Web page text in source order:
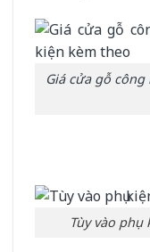
Giá cửa gỗ
Tùy vào phụ